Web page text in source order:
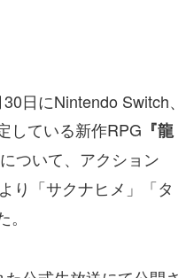
日にNintendo Switch、
している新作RPG 『龍
について、アクション
より「サクナヒメ」「タ